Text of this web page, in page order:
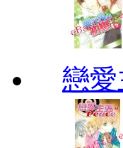
戀愛